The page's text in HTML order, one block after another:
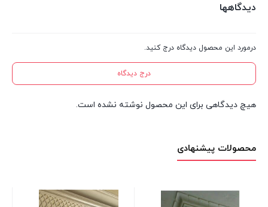
دیدگاهها
درمورد این محصول دیدگاه درج کنید.
درج دیدگاه
هیچ دیدگاهی برای این محصول نوشته نشده است.
محصولات پیشنهادی